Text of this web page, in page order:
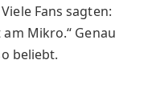
Fans sagten:
Mikro.“ Genau
beliebt.